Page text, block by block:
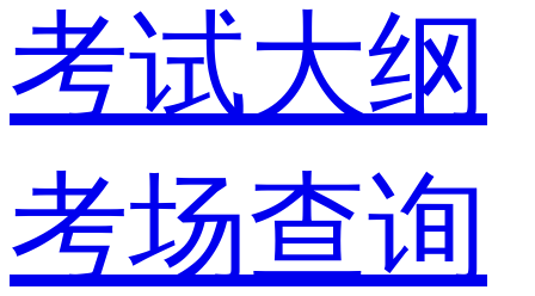
考试大纲
考场查询